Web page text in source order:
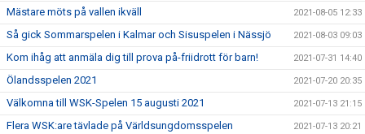
Mästare möts på vallen ikväll 2021-08-05 12:33
Så gick Sommarspelen i Kalmar och Sisuspelen i Nässjö 2021-08-03 09:03
Kom ihåg att anmäla dig till prova på-friidrott för barn! 2021-07-31 14:40
Ölandsspelen 2021 2021-07-20 20:35
Välkomna till WSK-Spelen 15 augusti 2021 2021-07-13 21:15
Flera WSK:are tävlade på Världsungdomsspelen 2021-07-13 20:21